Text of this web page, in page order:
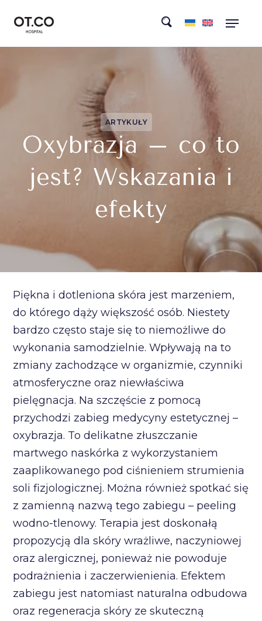
ARTYKUŁY
Oxybrazja – co to
jest? Wskazania i
efekty
Piękna i dotleniona skóra jest marzeniem,
do którego dąży większość osób. Niestety
bardzo często staje się to niemożliwe do
wykonania samodzielnie. Wpływają na to
zmiany zachodzące w organizmie, czynniki
atmosferyczne oraz niewłaściwa
pielęgnacja. Na szczęście z pomocą
przychodzi zabieg medycyny estetycznej –
oxybrazja. To delikatne złuszczanie
martwego naskórka z wykorzystaniem
zaaplikowanego pod ciśnieniem strumienia
soli fizjologicznej. Można również spotkać się
z zamienną nazwą tego zabiegu – peeling
wodno-tlenowy. Terapia jest doskonałą
propozycją dla skóry wrażliwe, naczyniowej
oraz alergicznej, ponieważ nie powoduje
podrażnienia i zaczerwienienia. Efektem
zabiegu jest natomiast naturalna odbudowa
oraz regeneracja skóry ze skuteczną